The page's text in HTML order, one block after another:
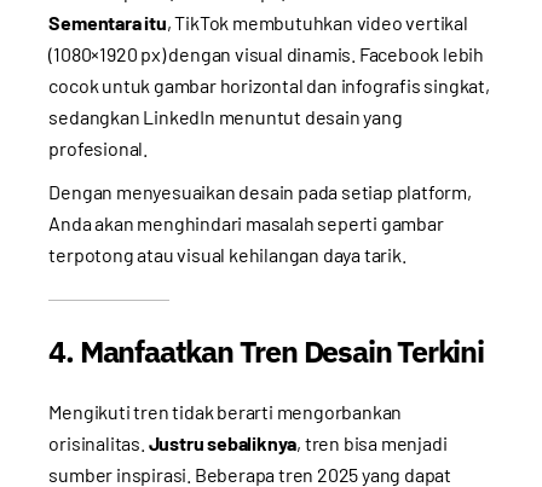
Sementara itu, TikTok membutuhkan video vertikal
(1080×1920 px) dengan visual dinamis. Facebook lebih
cocok untuk gambar horizontal dan infografis singkat,
sedangkan LinkedIn menuntut desain yang
profesional.
Dengan menyesuaikan desain pada setiap platform,
Anda akan menghindari masalah seperti gambar
terpotong atau visual kehilangan daya tarik.
4. Manfaatkan Tren Desain Terkini
Mengikuti tren tidak berarti mengorbankan
orisinalitas. Justru sebaliknya, tren bisa menjadi
sumber inspirasi. Beberapa tren 2025 yang dapat